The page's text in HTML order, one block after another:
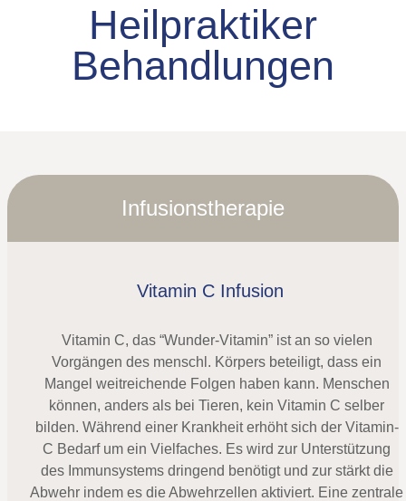
Heilpraktiker
Behandlungen
Infusionstherapie
Vitamin C Infusion
Vitamin C, das “Wunder-Vitamin” ist an so vielen
Vorgängen des menschl. Körpers beteiligt, dass ein
Mangel weitreichende Folgen haben kann. Menschen
können, anders als bei Tieren, kein Vitamin C selber
bilden. Während einer Krankheit erhöht sich der Vitamin-
C Bedarf um ein Vielfaches. Es wird zur Unterstützung
des Immunsystems dringend benötigt und zur stärkt die
Abwehr indem es die Abwehrzellen aktiviert. Eine zentrale